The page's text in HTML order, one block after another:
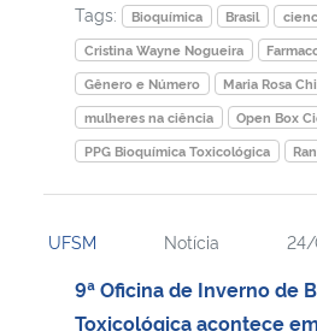
Tags:
Bioquímica Brasil
Cristina Wayne Nogueira
Gênero e Número
Maria Rosa
mulheres na ciência
Open Box
PPG Bioquímica Toxicológica
UFSM Notícia
9ª Oficina de Inverno de
Toxicológica acontece